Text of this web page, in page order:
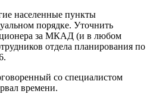
населенные пункты
порядке. Уточнить
за МКАД (и в любом
отдела планирования по
со специалистом
времени.